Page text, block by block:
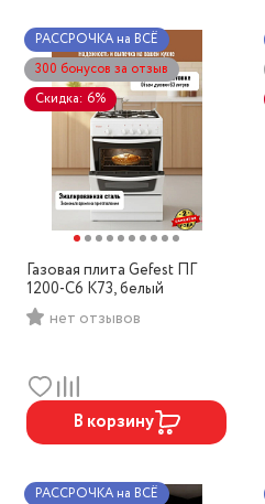
Газовая плита Gefest ПГ
1200-С6 К73, белый
нет отзывов
В корзину
РАССРОЧКА на ВСЁ
300 бонусов за отзыв
Скидка: 6%
РАССРОЧКА на ВСЁ